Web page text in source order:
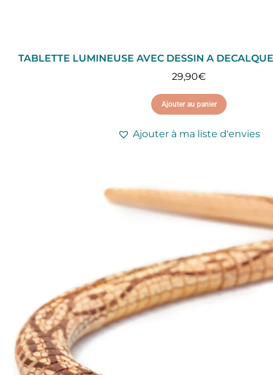
TABLETTE LUMINEUSE AVEC DESSIN A
29,90€
Ajouter au panier
Ajouter à ma liste d'envies